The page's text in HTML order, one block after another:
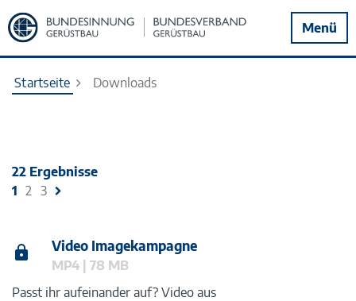
Zur
Startseite
Menü
Startseite Downloads
22 Ergebnisse
1 2 3
Video Imagekampagne
MP4 | 78 MB
Passt ihr aufeinander auf? Video aus